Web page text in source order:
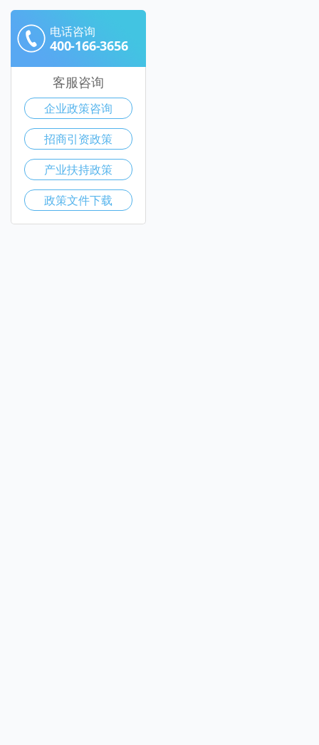
电话咨询
400-166-3656
客服咨询
企业政策咨询
招商引资政策
产业扶持政策
政策文件下载